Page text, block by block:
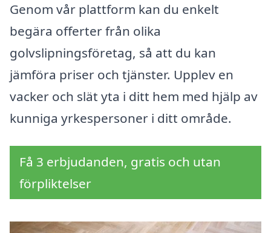
Genom vår plattform kan du enkelt
begära offerter från olika
golvslipningsföretag, så att du kan
jämföra priser och tjänster. Upplev en
vacker och slät yta i ditt hem med hjälp av
kunniga yrkespersoner i ditt område.
Få 3 erbjudanden, gratis och utan
förpliktelser